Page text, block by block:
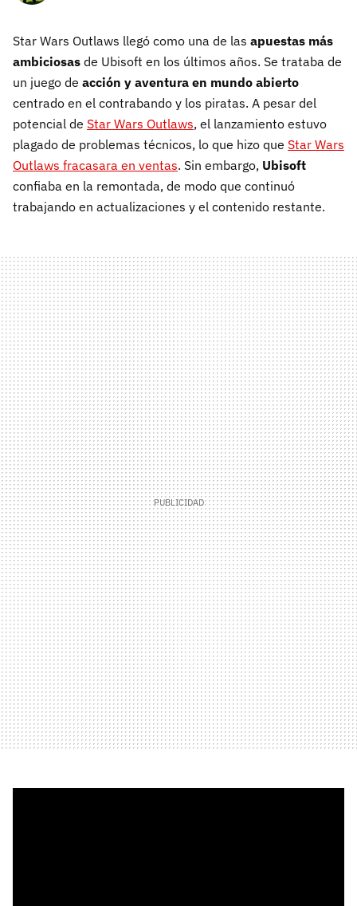
Star Wars Outlaws llegó como una de las apuestas más
ambiciosas de Ubisoft en los últimos años. Se trataba de
un juego de acción y aventura en mundo abierto
centrado en el contrabando y los piratas. A pesar del
potencial de Star Wars Outlaws, el lanzamiento estuvo
plagado de problemas técnicos, lo que hizo que Star Wars
Outlaws fracasara en ventas. Sin embargo, Ubisoft
confiaba en la remontada, de modo que continuó
trabajando en actualizaciones y el contenido restante.